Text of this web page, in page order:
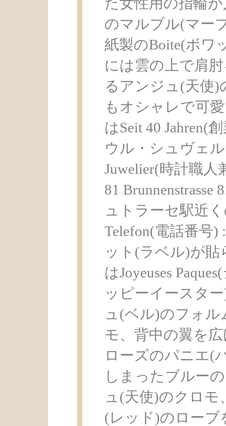
のマルブル(マー
紙製のBoite(ボワ
には雲の上で肩
るアンジュ(天使
もオシャレで可
はSeit 40 Jahren(
ウル・シュヴェ
Juwelier(時計職人
81 Brunnenstrasse
ュトラーセ駅近
Telefon(電話番号)
ット(ラベル)が
はJoyeuses
ッピーイースタ
ュ(ベル)のフォ
モ、背中の翼を
ローズのパニエ(
しまったブルー
ュ(天使)のクロモ
(レッド)のローブ